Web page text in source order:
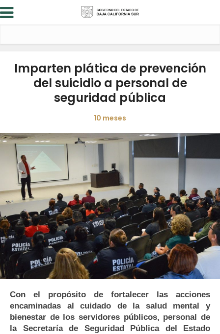
Imparten plática de prevención
del suicidio a personal de
seguridad pública
10 meses
Con el propósito de fortalecer las acciones
encaminadas al cuidado de la salud mental y
bienestar de los servidores públicos, personal de
la Secretaría de Seguridad Pública del Estado